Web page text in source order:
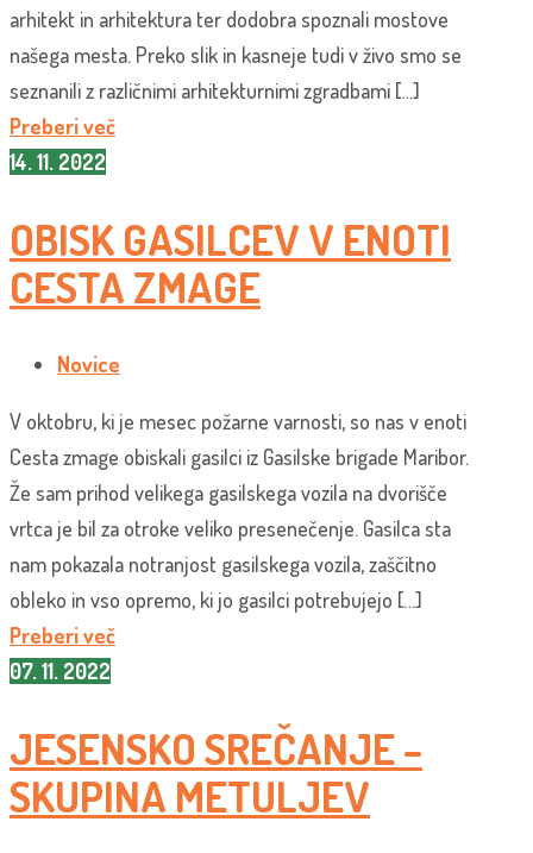
arhitekt in arhitektura ter dodobra spoznali mostove
našega mesta. Preko slik in kasneje tudi v živo smo se
seznanili z različnimi arhitekturnimi zgradbami […]
Preberi več
14. 11. 2022
OBISK GASILCEV V ENOTI
CESTA ZMAGE
Novice
V oktobru, ki je mesec požarne varnosti, so nas v enoti
Cesta zmage obiskali gasilci iz Gasilske brigade Maribor.
Že sam prihod velikega gasilskega vozila na dvorišče
vrtca je bil za otroke veliko presenečenje. Gasilca sta
nam pokazala notranjost gasilskega vozila, zaščitno
obleko in vso opremo, ki jo gasilci potrebujejo […]
Preberi več
07. 11. 2022
JESENSKO SREČANJE –
SKUPINA METULJEV